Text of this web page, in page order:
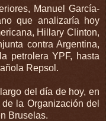
Manuel García-
que analizaría hoy
Hillary Clinton,
contra Argentina,
petrolera YPF, hasta
Repsol.
del día de hoy, en
la Organización del
Bruselas.